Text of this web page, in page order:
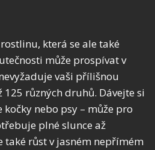
která se ale také
může prospívat v
vaši přílišnou
125 různých druhů. Dávejte si
nebo psy – může pro
plné slunce až
také růst v jasném nepřímém